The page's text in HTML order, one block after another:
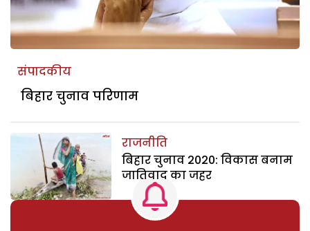
संपादकीय
बिहार चुनाव परिणाम
राजनीति
बिहार चुनाव 2020: विकास बनाम
जातिवाद का जहर